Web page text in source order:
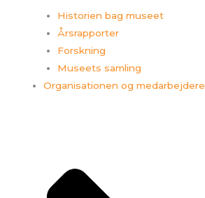
Historien bag museet
Årsrapporter
Forskning
Museets samling
Organisationen og medarbejdere